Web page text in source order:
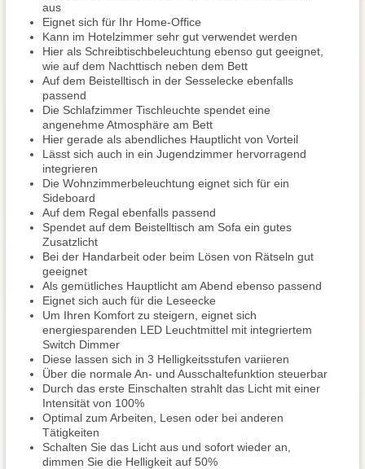
aus
Eignet sich für Ihr Home-Office
Kann im Hotelzimmer sehr gut verwendet werden
Hier als Schreibtischbeleuchtung ebenso gut geeignet,
wie auf dem Nachttisch neben dem Bett
Auf dem Beistelltisch in der Sesselecke ebenfalls
passend
Die Schlafzimmer Tischleuchte spendet eine
angenehme Atmosphäre am Bett
Hier gerade als abendliches Hauptlicht von Vorteil
Lässt sich auch in ein Jugendzimmer hervorragend
integrieren
Die Wohnzimmerbeleuchtung eignet sich für ein
Sideboard
Auf dem Regal ebenfalls passend
Spendet auf dem Beistelltisch am Sofa ein gutes
Zusatzlicht
Bei der Handarbeit oder beim Lösen von Rätseln gut
geeignet
Als gemütliches Hauptlicht am Abend ebenso passend
Eignet sich auch für die Leseecke
Um Ihren Komfort zu steigern, eignet sich
energiesparenden LED Leuchtmittel mit integriertem
Switch Dimmer
Diese lassen sich in 3 Helligkeitsstufen variieren
Über die normale An- und Ausschaltefunktion steuerbar
Durch das erste Einschalten strahlt das Licht mit einer
Intensität von 100%
Optimal zum Arbeiten, Lesen oder bei anderen
Tätigkeiten
Schalten Sie das Licht aus und sofort wieder an,
dimmen Sie die Helligkeit auf 50%